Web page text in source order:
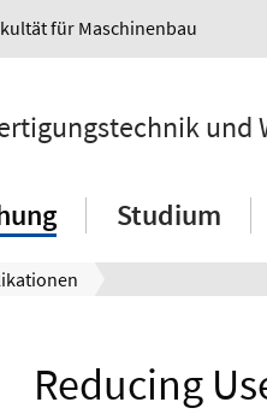
für Maschinenbau
und
Studium
Reducing